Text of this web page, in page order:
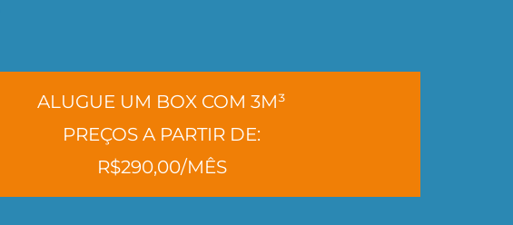
ALUGUE UM BOX COM 3M³
PREÇOS A PARTIR DE:
R$290,00/MÊS